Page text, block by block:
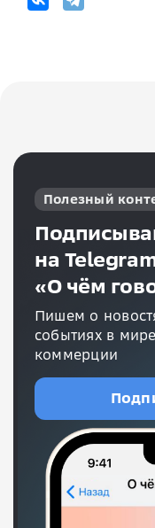
Полезный
на
«О чём
Пишем о
событиях в
коммерции